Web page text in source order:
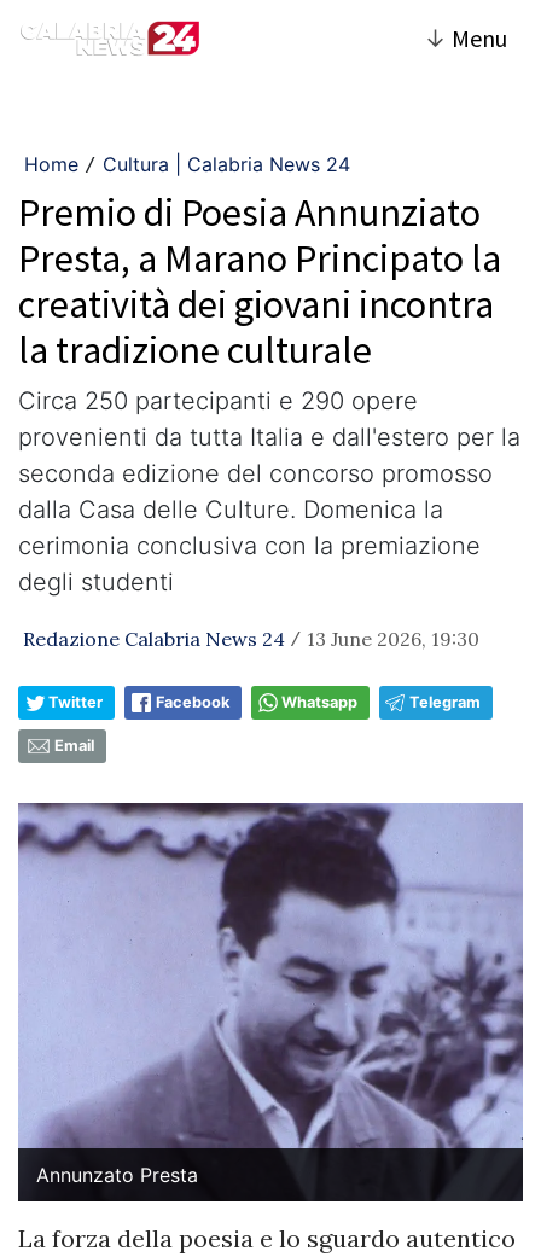
↓ Menu
Home / Cultura | Calabria News 24
Premio di Poesia Annunziato
Presta, a Marano Principato la
creatività dei giovani incontra
la tradizione culturale
Circa 250 partecipanti e 290 opere
provenienti da tutta Italia e dall'estero per la
seconda edizione del concorso promosso
dalla Casa delle Culture. Domenica la
cerimonia conclusiva con la premiazione
degli studenti
Redazione Calabria News 24 / 13 June 2026, 19:30
Twitter Facebook Whatsapp Telegram
Email
Annunzato Presta
La forza della poesia e lo sguardo autentico